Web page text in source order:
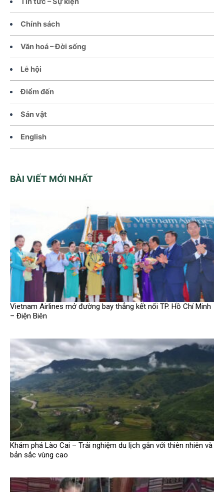
Chính sách
Văn hoá – Đời sống
Lễ hội
Điểm đến
Sản vật
English
BÀI VIẾT MỚI NHẤT
Vietnam Airlines mở đường bay thẳng kết nối TP. Hồ Chí Minh
– Điện Biên
Khám phá Lào Cai – Trải nghiệm du lịch gắn với thiên nhiên và
bản sắc vùng cao